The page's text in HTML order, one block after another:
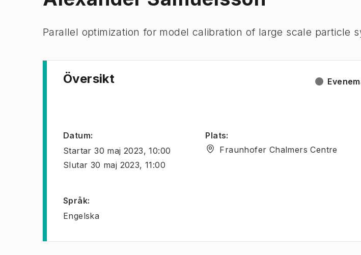
Parallel optimization for model calibration of large scale particle
Översikt
Datum:
Startar 30 maj 2023, 10:00
Slutar 30 maj 2023, 11:00
Plats:
Fraunhofer Chalmers Centre
Språk:
Engelska